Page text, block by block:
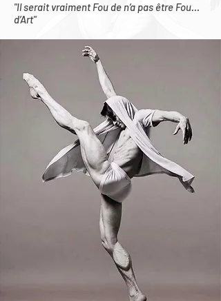
"Il serait vraiment Fou de n’a pas être Fou…
d’Art"